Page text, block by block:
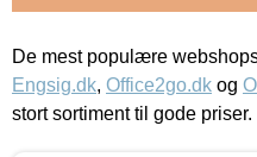
De mest populære
Engsig.dk, Office2go.dk og
stort sortiment til gode priser.